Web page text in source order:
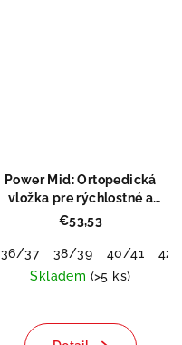
44/45
46/48
Power Mid: Ortopedická
vložka pre rýchlostné a
silové športy
€53,53
36/37 38/39 40/41
42/
Skladem (>5 ks)
hodnotenie
produktu